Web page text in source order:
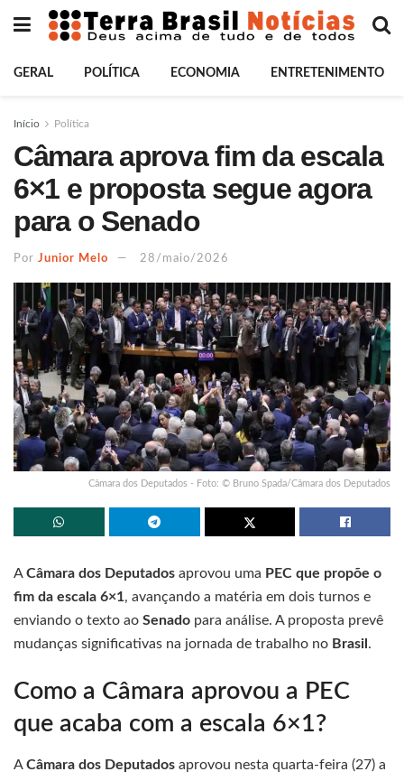
GERAL POLÍTICA ECONOMIA ENTRETENIMENTO
Início Política
Câmara aprova fim da escala
6×1 e proposta segue agora
para o Senado
Por Junior Melo 28/maio/2026
Câmara dos Deputados - Foto: © Bruno Spada/Câmara dos Deputados
ACâmara dos Deputados aprovou uma PEC que propõe o
fim da escala 6×1, avançando a matéria em dois turnos e
enviando o texto ao Senado para análise. A proposta prevê
mudanças significativas na jornada de trabalho no Brasil .
Como a Câmara aprovou a PEC
que acaba com a escala 6×1?
ACâmara dos Deputados aprovou nesta quarta-feira (27) a